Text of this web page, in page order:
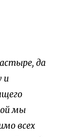
да
и
мы
всех